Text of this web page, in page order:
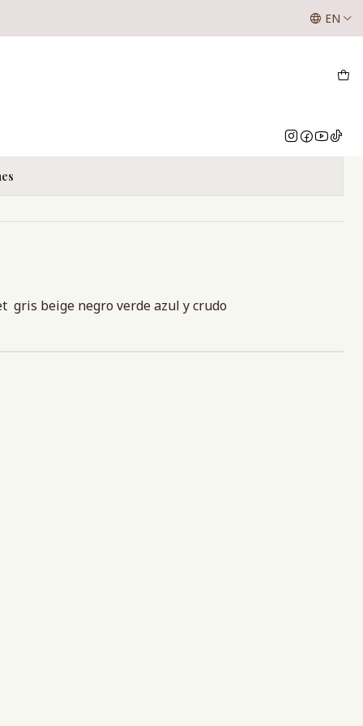
SE LES INFORMA A NUESTROS CLIENTES QUE LOSEN
gris beige negro verde azul y crudo